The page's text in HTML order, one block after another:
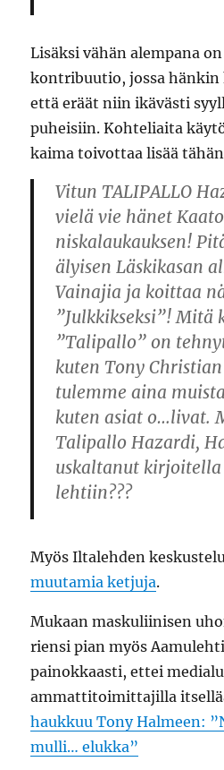
Lisäksi vähän alempana
kontribuutio, jossa hänkin
että eräät niin ikävästi
puheisiin. Kohteliaita
kaima toivottaa lisää
Vitun TALIPALLO
vielä vie hänet
niskalaukauksen!
älyisen Läskikasan
Vainajia ja koittaa
”Julkkikseksi”! Mitä
”Talipallo” on
kuten Tony
tulemme aina
kuten asiat o…livat.
Talipallo Hazardi,
uskaltanut
lehtiin???
Myös Iltalehden
muutamia ketjuja.
Mukaan maskuliinisen
riensi pian myös
painokkaasti, ettei
ammattitoimittajilla
haukkuu Tony Halmeen:
mulli… elukka”